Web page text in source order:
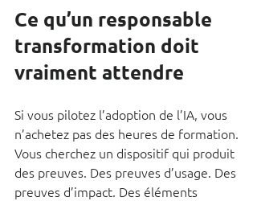
Ce qu’un responsable
transformation doit
vraiment attendre
Si vous pilotez l’adoption de l’IA, vous
n’achetez pas des heures de formation.
Vous cherchez un dispositif qui produit
des preuves. Des preuves d’usage. Des
preuves d’impact. Des éléments